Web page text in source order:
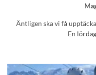
Äntligen ska vi få
En